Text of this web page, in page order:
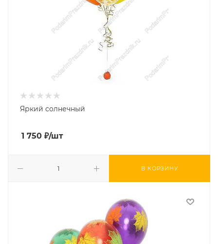
Яркий солнечный
1 750 ₽/шт
В КОРЗИНУ